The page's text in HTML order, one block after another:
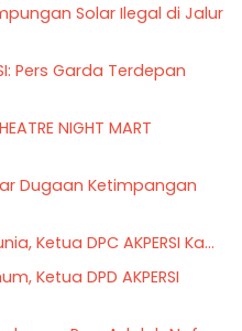
Solar Ilegal di Jalur
Pers Garda Terdepan
NIGHT MART
Dugaan Ketimpangan
Ketua DPC AKPERSI Ka...
Ketua DPD AKPERSI